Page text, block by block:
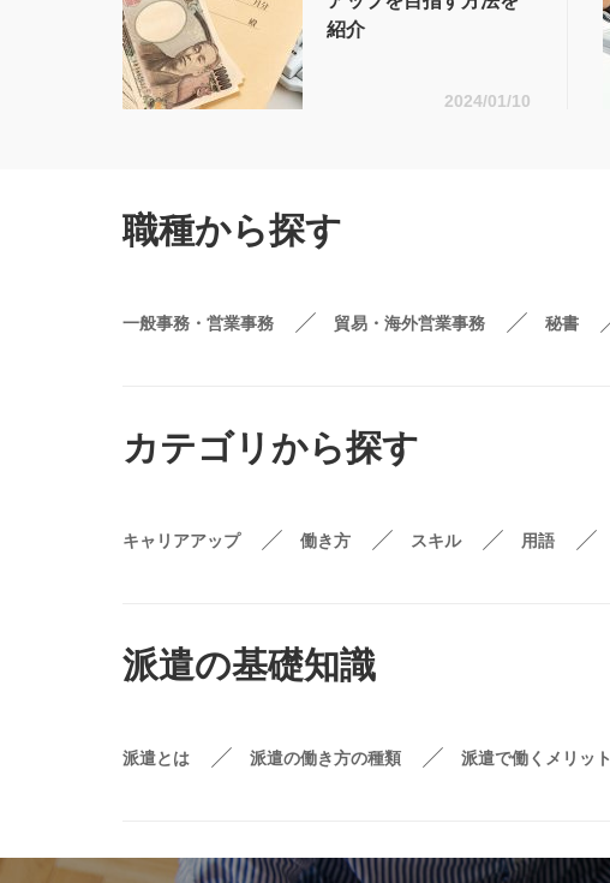
紹介
2024/01/10
職種から探す
一般事務・営業事務 貿易・海外営業事務 秘書
カテゴリから探す
キャリアアップ 働き方 スキル 用語
派遣の基礎知識
派遣とは 派遣の働き方の種類 派遣で働くメリット